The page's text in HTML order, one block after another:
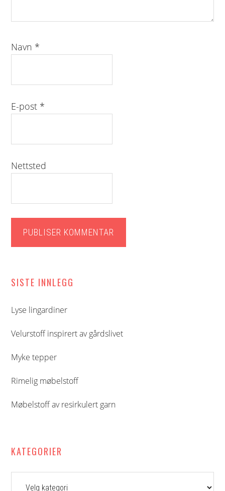
Navn *
E-post *
Nettsted
Hoved
sidebar
SISTE INNLEGG
Lyse lingardiner
Velurstoff inspirert av gårdslivet
Myke tepper
Rimelig møbelstoff
Møbelstoff av resirkulert garn
KATEGORIER